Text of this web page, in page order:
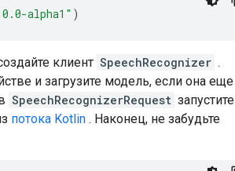
alpha1" )
клиент SpeechRecognizer .
и загрузите модель, если она еще
SpeechRecognizerRequest запустите
потока Kotlin . Наконец, не забудьте